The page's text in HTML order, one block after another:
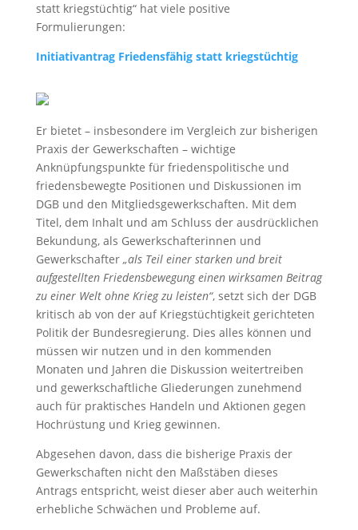
statt kriegstüchtig“ hat viele positive
Formulierungen:
Initiativantrag Friedensfähig statt kriegstüchtig
Er bietet – insbesondere im Vergleich zur bisherigen
Praxis der Gewerkschaften – wichtige
Anknüpfungspunkte für friedenspolitische und
friedensbewegte Positionen und Diskussionen im
DGB und den Mitgliedsgewerkschaften. Mit dem
Titel, dem Inhalt und am Schluss der ausdrücklichen
Bekundung, als Gewerkschafterinnen und
Gewerkschafter „als Teil einer starken und breit
aufgestellten Friedensbewegung einen wirksamen Beitrag
zu einer Welt ohne Krieg zu leisten“, setzt sich der DGB
kritisch ab von der auf Kriegstüchtigkeit gerichteten
Politik der Bundesregierung. Dies alles können und
müssen wir nutzen und in den kommenden
Monaten und Jahren die Diskussion weitertreiben
und gewerkschaftliche Gliederungen zunehmend
auch für praktisches Handeln und Aktionen gegen
Hochrüstung und Krieg gewinnen.
Abgesehen davon, dass die bisherige Praxis der
Gewerkschaften nicht den Maßstäben dieses
Antrags entspricht, weist dieser aber auch weiterhin
erhebliche Schwächen und Probleme auf.